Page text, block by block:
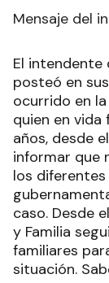
Mensaje del
El intendente
posteó en
ocurrido en
quien en vida
años, desde
informar que
los
caso. Desde
y Familia
familiares
situación.